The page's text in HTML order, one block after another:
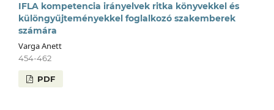
IFLA kompetencia irányelvek ritka könyvekkel és
különgyűjteményekkel foglalkozó szakemberek
számára
Varga Anett
454-462
PDF